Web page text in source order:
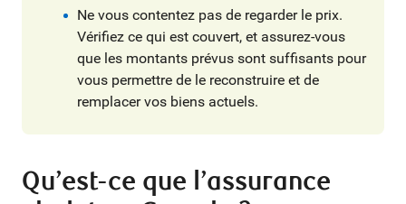
Ne vous contentez pas de regarder le prix.
Vérifiez ce qui est couvert, et assurez-vous
que les montants prévus sont suffisants pour
vous permettre de le reconstruire et de
remplacer vos biens actuels.
Qu’est-ce que l’assurance